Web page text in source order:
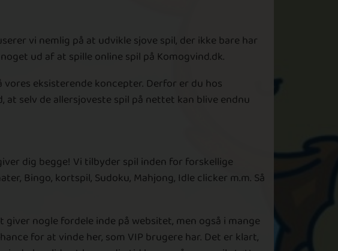
vi nemlig på at udvikle sjove spil, der ikke bare har
ud af at spille online spil på Komogvind.dk.
eksisterende koncepter. Derfor er du hos
selv de allersjoveste spil på nettet kan blive endnu
dig begge! Vi tilbyder spil inden for forskellige
Bingo, kortspil, Sudoku, Mahjong, Idle clicker m.m. Så
giver nogle fordele inde på websitet, men også i mange
for at vinde her, som VIP brugere har. Det er klart,